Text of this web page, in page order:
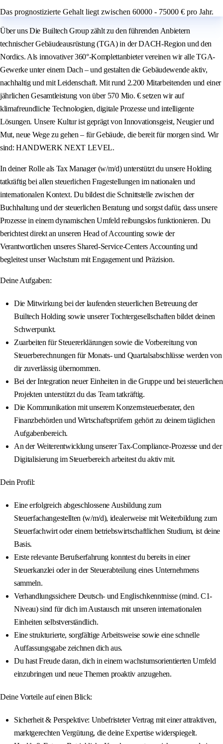
Das prognostizierte Gehalt liegt zwischen 60000 - 75000 € pro Jahr.
Über uns Die Builtech Group zählt zu den führenden Anbietern
technischer Gebäudeausrüstung (TGA) in der DACH-Region und den
Nordics. Als innovativer 360°-Komplettanbieter vereinen wir alle TGA-
Gewerke unter einem Dach – und gestalten die Gebäudewende aktiv,
nachhaltig und mit Leidenschaft. Mit rund 2.200 Mitarbeitenden und einer
jährlichen Gesamtleistung von über 570 Mio. € setzen wir auf
klimafreundliche Technologien, digitale Prozesse und intelligente
Lösungen. Unsere Kultur ist geprägt von Innovationsgeist, Neugier und
Mut, neue Wege zu gehen – für Gebäude, die bereit für morgen sind. Wir
sind: HANDWERK NEXT LEVEL.
In deiner Rolle als Tax Manager (w/m/d) unterstützt du unsere Holding
tatkräftig bei allen steuerlichen Fragestellungen im nationalen und
internationalen Kontext. Du bildest die Schnittstelle zwischen der
Buchhaltung und der steuerlichen Beratung und sorgst dafür, dass unsere
Prozesse in einem dynamischen Umfeld reibungslos funktionieren. Du
berichtest direkt an unseren Head of Accounting sowie der
Verantwortlichen unseres Shared-Service-Centers Accounting und
begleitest unser Wachstum mit Engagement und Präzision.
Deine Aufgaben:
Die Mitwirkung bei der laufenden steuerlichen Betreuung der
Builtech Holding sowie unserer Tochtergesellschaften bildet deinen
Schwerpunkt.
Zuarbeiten für Steuererklärungen sowie die Vorbereitung von
Steuerberechnungen für Monats- und Quartalsabschlüsse werden von
dir zuverlässig übernommen.
Bei der Integration neuer Einheiten in die Gruppe und bei steuerlichen
Projekten unterstützt du das Team tatkräftig.
Die Kommunikation mit unserem Konzernsteuerberater, den
Finanzbehörden und Wirtschaftsprüfern gehört zu deinem täglichen
Aufgabenbereich.
An der Weiterentwicklung unserer Tax-Compliance-Prozesse und der
Digitalisierung im Steuerbereich arbeitest du aktiv mit.
Dein Profil:
Eine erfolgreich abgeschlossene Ausbildung zum
Steuerfachangestellten (w/m/d), idealerweise mit Weiterbildung zum
Steuerfachwirt oder einem betriebswirtschaftlichen Studium, ist deine
Basis.
Erste relevante Berufserfahrung konntest du bereits in einer
Steuerkanzlei oder in der Steuerabteilung eines Unternehmens
sammeln.
Verhandlungssichere Deutsch- und Englischkenntnisse (mind. C1-
Niveau) sind für dich im Austausch mit unseren internationalen
Einheiten selbstverständlich.
Eine strukturierte, sorgfältige Arbeitsweise sowie eine schnelle
Auffassungsgabe zeichnen dich aus.
Du hast Freude daran, dich in einem wachstumsorientierten Umfeld
einzubringen und neue Themen proaktiv anzugehen.
Deine Vorteile auf einen Blick:
Sicherheit & Perspektive: Unbefristeter Vertrag mit einer attraktiven,
marktgerechten Vergütung, die deine Expertise widerspiegelt.